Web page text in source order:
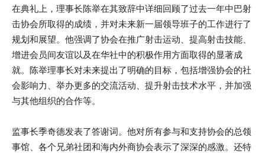
在典礼上，理事长陈举在其致辞中详细回顾了过去一年中巴射
击协会所取得的成绩，并对未来新一届领导班子的工作进行了
规划和展望。他强调了协会在推广射击运动、提高射击技能、
增进会员间友谊以及在华社中的积极作用方面取得的显著成
就。陈举理事长对未来提出了明确的目标，包括增强协会的社
会影响力、举办更多的交流活动、提升射击技术水平，并加强
与其他组织的合作等。
监事长季奇德发表了答谢词。他对所有参与和支持协会的总领
事馆、各个兄弟社团和海内外商协会表示了深深的感激。还特